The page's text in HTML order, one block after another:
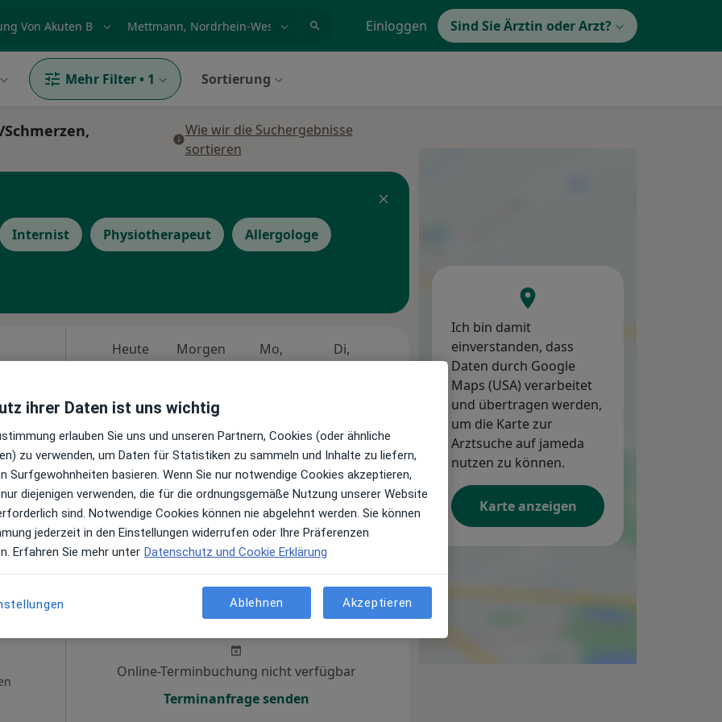
Einloggen Sind Sie Ärztin oder Arzt?
Mehr Filter • 1 Sortierung
Wie wir die Suchergebnisse
sortieren
Internist Physiotherapeut Allergologe
Heute
8 Aug
Morgen
9 Aug
Mo,
10 Aug
Di,
11 Aug 12 Aug
Do,
13 Aug
Fr,
14 Aug
Online-Terminbuchung nicht verfügbar
Terminanfrage senden
9 Aug
Mo, Di, Mi,
Online-Terminbuchung nicht verfügbar
Terminanfrage senden
Ich bin damit
einverstanden, dass
Daten durch Google
Maps (USA) verarbeitet
und übertragen werden,
um die Karte zur
Arztsuche auf jameda
nutzen zu können.
Karte anzeigen
ihrer Daten ist uns wichtig
erlauben Sie uns und unseren Partnern, Cookies (oder ähnliche
zu verwenden, um Daten für Statistiken zu sammeln und Inhalte zu liefern,
Surfgewohnheiten basieren. Wenn Sie nur notwendige Cookies akzeptieren,
diejenigen verwenden, die für die ordnungsgemäße Nutzung unserer Website
sind. Notwendige Cookies können nie abgelehnt werden. Sie können
jederzeit in den Einstellungen widerrufen oder Ihre Präferenzen
Erfahren Sie mehr unter Datenschutz und Cookie Erklärung
Ablehnen Akzeptieren